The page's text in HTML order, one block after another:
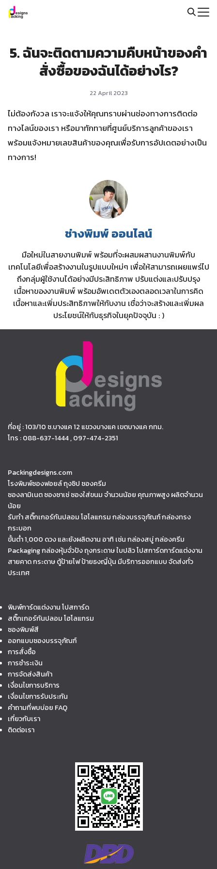
Skip
5. ฉันจะติดตามความคืบหน้าของคำ
สั่งซื้อของฉันได้อย่างไร?
22 April 2023
ไม่ต้องกังวล เราจะแจ้งให้คุณทราบผ่านช่องทางการติดต่อ
ทางไลน์ของเรา หรือมาทักทายที่ศูนย์บริการลูกค้าของเรา
พร้อมแจ้งหมายเลขสินค้าของคุณเพื่อรับการอัปเดตอย่างเป็น
ทางการ!
ช่างพิมพ์ ออนไลน์
มือใหม่ในสายงานพิมพ์ พร้อมที่จะผสมผสานงานพิมพ์กับ
เทคโนโลยีเพื่อสร้างงานในรูปแบบใหม่ๆ เพื่อให้สามารถเผยแพร่ไป
ถึงกลุ่มผู้ใช้งานได้อย่างมีประสิทธิภาพ ปรับแต่งและปรับปรุง
เนื้อหาของงานพิมพ์ พร้อมอัพเดตตัวเองตลอดเวลาในการคิด
เนื้อหาและเพิ่มประสิทธิภาพให้กับงาน เชื่อว่าจะสร้างและเพิ่มผล
ประโยชน์ให้กับธุรกิจในยุคปัจจุบัน : )
ที่อยู่ : 103/10 ซ.บางแค 12 แขวงบางแค เขตบางแค กทม.
โทร : 088-637-1444 , 097-474-2351
Packingdesigns.com
โรงพิมพ์ซองฟอยล์ ถุงซิป ซองครีม
ซองลามิเนต ซองซาเช่ ซองใส่ขนม จำนวนน้อย คุณภาพสูง ผลิตจำนวน
น้อย
รับทำ สติ๊กเกอร์กันปลอม โฮโลแกรม กล่องบรรจุภัณฑ์ กล่องทรง
กระบอก
ขั้นต่ำ 1,000 ดวง และยังผลิตงาน อาทิ เช่น กล่องสบู่ กล่องครีม
Packaging กล่องหุ้มจั่วปัง ถุงกระดาษ ใบปลิว โปสการ์ดการ์ดแต่งงาน
สายคาด กระดาษ ตู้ป้ายไฟ ป้ายธงญี่ปุ่น มีบริการออกแบบ จัดส่งทั่ว
ประเทศ
พิมพ์การ์ดแต่งงาน โปสการ์ด
สติ๊กเกอร์กันปลอม โฮโลแกรม
ซองพิมพ์สี
ออกแบบซองบรรจุภัณฑ์
การสั่งซื้อ
การชำระเงิน
การจัดส่งสินค้า
เงื่อนไขการบริการ
เงื่อนไขการรับประกัน
คำถามที่พบบ่อย FAQ
เกี่ยวกับเรา
ติดต่อเรา